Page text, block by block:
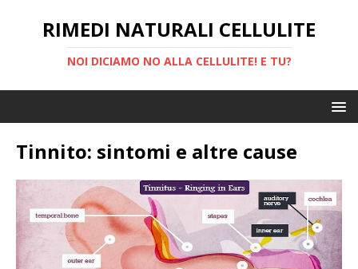
RIMEDI NATURALI CELLULITE
NOI DICIAMO NO ALLA CELLULITE! E TU?
Tinnito: sintomi e altre cause